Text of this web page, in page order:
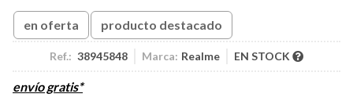
en oferta producto destacado
Ref.: 38945848 Marca: Realme EN STOCK
envío gratis*